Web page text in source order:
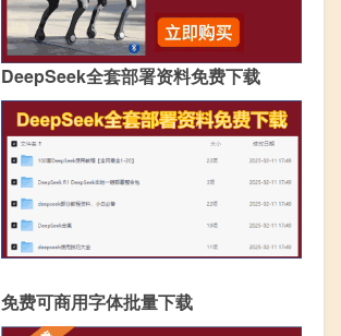
DeepSeek全套部署资料免费下载
免费可商用字体批量下载